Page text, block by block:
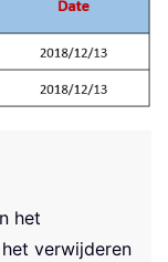
het
verwijderen